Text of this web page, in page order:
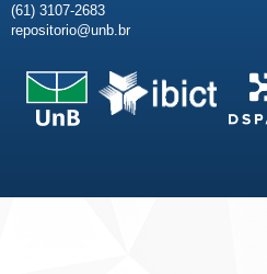
(61) 3107-2683
repositorio@unb.br